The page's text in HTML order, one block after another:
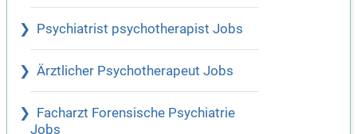
Psychiatrist psychotherapist Jobs
Ärztlicher Psychotherapeut Jobs
Facharzt Forensische Psychiatrie
Jobs